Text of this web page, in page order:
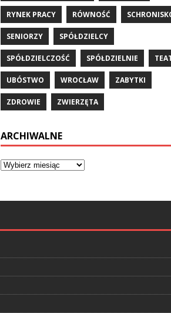
RYNEK PRACY RÓWNOŚĆ
SENIORZY SPÓŁDZIELCY
SPÓŁDZIELCZOŚĆ SPÓŁDZIELNIE
UBÓSTWO WROCŁAW ZABYTKI
ZDROWIE ZWIERZĘTA
ARCHIWALNE